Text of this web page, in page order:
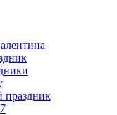
праздник